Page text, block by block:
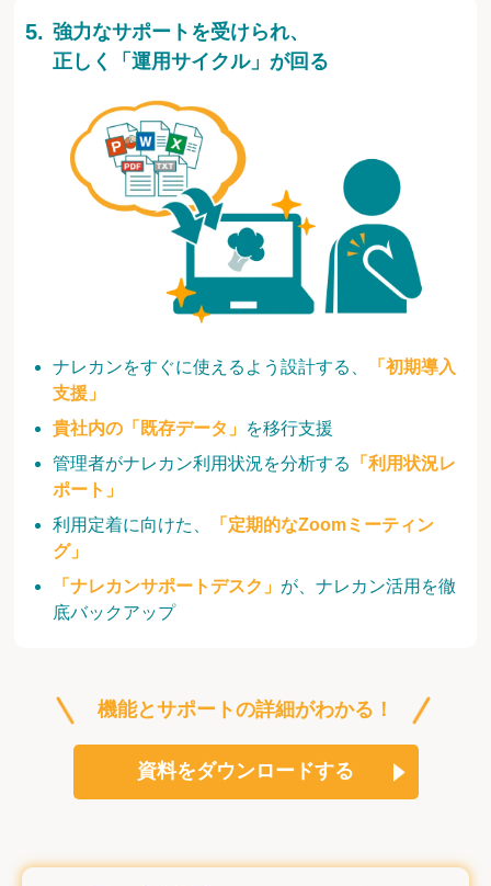
ナレカンをすぐに使えるよう設計する、
「初期導入
支援」
貴社内の「既存データ」 を移行支援
管理者がナレカン利用状況を分析する
「利用状況レ
ポート」
利用定着に向けた、
「定期的なZoomミーティン
グ」
「ナレカンサポートデスク」 が、ナレカン活用を徹
底バックアップ
強力なサポートを受けられ、
正しく「運用サイクル」が回る
機能とサポートの詳細がわかる！
資料をダウンロードする